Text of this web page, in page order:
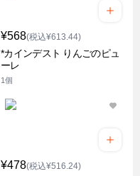
¥568(税込¥613.44)
*カインデスト りんごのピュ
ーレ
1個
¥478(税込¥516.24)